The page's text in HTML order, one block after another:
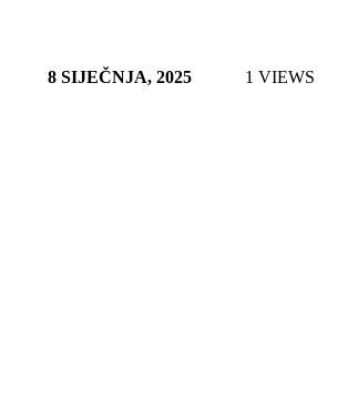
8 SIJEČNJA, 2025 1 VIEWS